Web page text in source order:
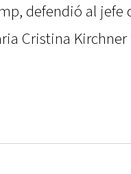
defendió al
Cristina